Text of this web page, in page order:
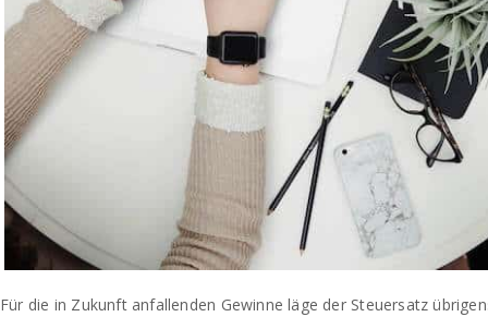
Für die in Zukunft anfallenden Gewinne läge der Steuersatz